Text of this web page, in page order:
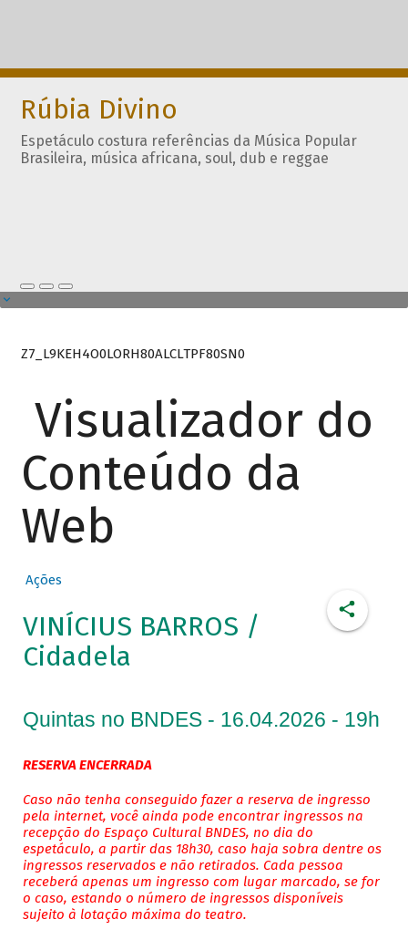
Rúbia Divino
Espetáculo costura referências da Música Popular
Brasileira, música africana, soul, dub e reggae
Z7_L9KEH4O0LORH80ALCLTPF80SN0
Visualizador do
Conteúdo da
Web
Ações
VINÍCIUS BARROS /
Cidadela
Quintas no BNDES - 16.04.2026 - 19h
RESERVA ENCERRADA
Caso não tenha conseguido fazer a reserva de ingresso
pela internet, você ainda pode encontrar ingressos na
recepção do Espaço Cultural BNDES, no dia do
espetáculo, a partir das 18h30, caso haja sobra dentre os
ingressos reservados e não retirados. Cada pessoa
receberá apenas um ingresso com lugar marcado, se for
o caso, estando o número de ingressos disponíveis
sujeito à lotação máxima do teatro.